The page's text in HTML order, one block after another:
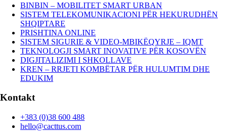
BINBIN – MOBILITET SMART URBAN
SISTEM TELEKOMUNIKACIONI PËR HEKURUDHËN
SHQIPTARE
PRISHTINA ONLINE
SISTEM SIGURIE & VIDEO-MBIKËQYRJE – IQMT
TEKNOLOGJI SMART INOVATIVE PËR KOSOVËN
DIGJITALIZIMI I SHKOLLAVE
KREN – RRJETI KOMBËTAR PËR HULUMTIM DHE
EDUKIM
Kontakt
+383 (0)38 600 488
hello@cacttus.com